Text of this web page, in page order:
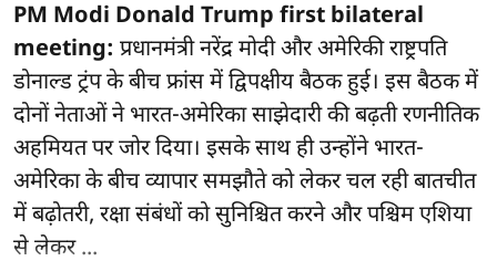
PM Modi Donald Trump first bilateral
meeting: प्रधानमंत्री नरेंद्र मोदी और अमेरिकी राष्ट्रपति
डोनाल्ड ट्रंप के बीच फ्रांस में द्विपक्षीय बैठक हुई। इस बैठक में
दोनों नेताओं ने भारत-अमेरिका साझेदारी की बढ़ती रणनीतिक
अहमियत पर जोर दिया। इसके साथ ही उन्होंने भारत-
अमेरिका के बीच व्यापार समझौते को लेकर चल रही बातचीत
में बढ़ोतरी, रक्षा संबंधों को सुनिश्चित करने और पश्चिम एशिया
से लेकर ...